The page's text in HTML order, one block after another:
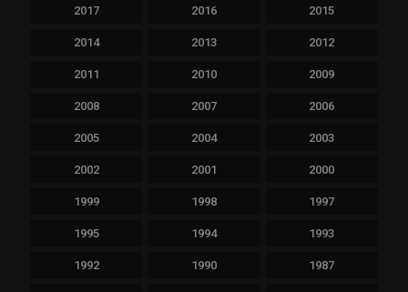
2017 2016 2015
2014 2013 2012
2011 2010 2009
2008 2007 2006
2005 2004 2003
2002 2001 2000
1999 1998 1997
1995 1994 1993
1992 1990 1987